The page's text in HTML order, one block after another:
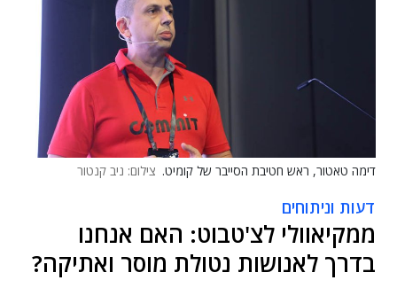
דימה טאטור, ראש חטיבת הסייבר של קומיט. צילום: ניב קנטור
דעות וניתוחים
ממקיאוולי לצ'טבוט: האם אנחנו
בדרך לאנושות נטולת מוסר ואתיקה?